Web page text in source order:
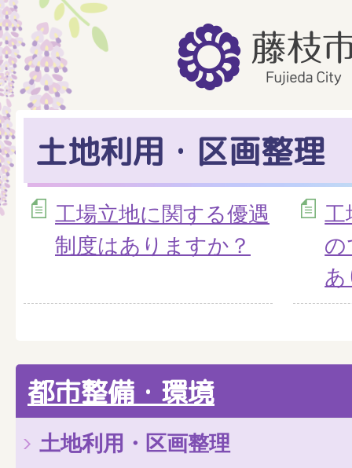
土地利用・区画整理
工場立地に関する優遇
制度はありますか？
工
の
あ
都市整備・環境
土地利用・区画整理